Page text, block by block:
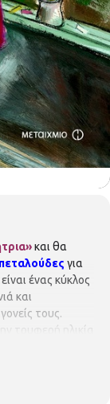
και θα
για
ένας κύκλος
και
τους.
τρυφερή ηλικία
αφήγηση